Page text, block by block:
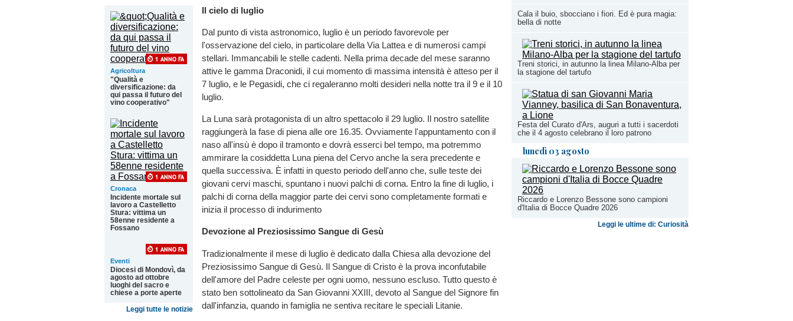
Cala il buio, sbocciano i fiori. Ed è pura magia:
bella di notte
Treni storici, in autunno la linea Milano-Alba per
la stagione del tartufo
Festa del Curato d'Ars, auguri a tutti i sacerdoti
che il 4 agosto celebrano il loro patrono
lunedì 03 agosto
Riccardo e Lorenzo Bessone sono campioni
d'Italia di Bocce Quadre 2026
Leggi le ultime di: Curiosità
Agricoltura
"Qualità e
diversificazione: da
qui passa il futuro del
vino cooperativo"
Cronaca
Incidente mortale sul
lavoro a Castelletto
Stura: vittima un
58enne residente a
Fossano
Eventi
Diocesi di Mondovì, da
agosto ad ottobre
luoghi del sacro e
chiese a porte aperte
Leggi tutte le notizie
Il cielo di luglio
Dal punto di vista astronomico, luglio è un periodo favorevole per
l'osservazione del cielo, in particolare della Via Lattea e di numerosi campi
stellari. Immancabili le stelle cadenti. Nella prima decade del mese saranno
attive le gamma Draconidi, il cui momento di massima intensità è atteso per il
7 luglio, e le Pegasidi, che ci regaleranno molti desideri nella notte tra il 9 e il 10
luglio.
La Luna sarà protagonista di un altro spettacolo il 29 luglio. Il nostro satellite
raggiungerà la fase di piena alle ore 16.35. Ovviamente l'appuntamento con il
naso all'insù è dopo il tramonto e dovrà esserci bel tempo, ma potremmo
ammirare la cosiddetta Luna piena del Cervo anche la sera precedente e
quella successiva. È infatti in questo periodo dell'anno che, sulle teste dei
giovani cervi maschi, spuntano i nuovi palchi di corna. Entro la fine di luglio, i
palchi di corna della maggior parte dei cervi sono completamente formati e
inizia il processo di indurimento
Devozione al Preziosissimo Sangue di Gesù
Tradizionalmente il mese di luglio è dedicato dalla Chiesa alla devozione del
Preziosissimo Sangue di Gesù. Il Sangue di Cristo è la prova inconfutabile
dell'amore del Padre celeste per ogni uomo, nessuno escluso. Tutto questo è
stato ben sottolineato da San Giovanni XXIII, devoto al Sangue del Signore fin
dall'infanzia, quando in famiglia ne sentiva recitare le speciali Litanie.